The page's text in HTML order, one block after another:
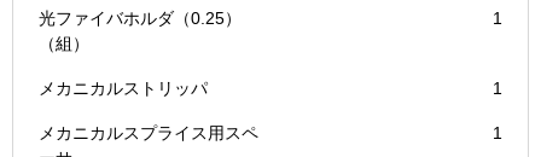
光ファイバホルダ（0.25）
（組）
1
メカニカルストリッパ 1
メカニカルスプライス用スペ
1